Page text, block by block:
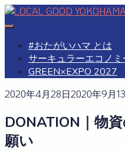
Skip
to
#おたがいハマ とは
サーキュラーエコノミ
GREEN×EXPO 2027
2020年4月28日2020年9月
DONATION｜物
願い